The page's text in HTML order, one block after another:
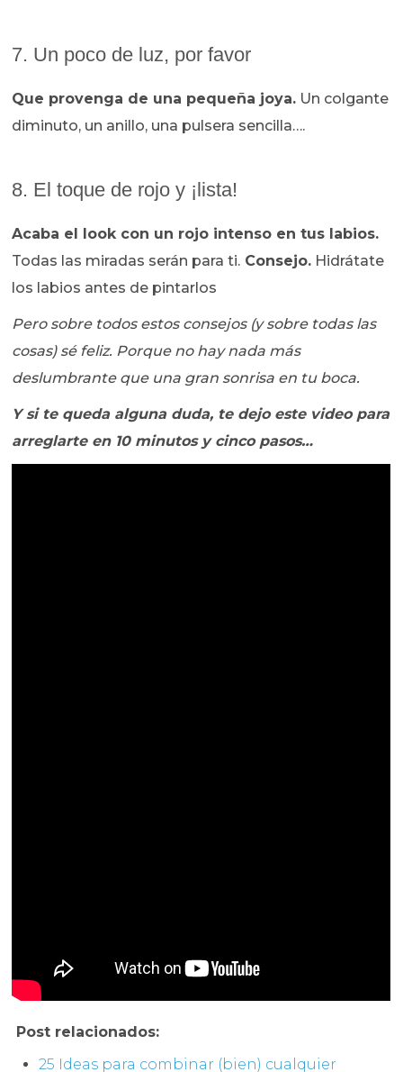
7. Un poco de luz, por favor
Que provenga de una pequeña joya. Un colgante
diminuto, un anillo, una pulsera sencilla….
8. El toque de rojo y ¡lista!
Acaba el look con un rojo intenso en tus labios.
Todas las miradas serán para ti. Consejo. Hidrátate
los labios antes de pintarlos
Pero sobre todos estos consejos (y sobre todas las
cosas) sé feliz. Porque no hay nada más
deslumbrante que una gran sonrisa en tu boca.
Y si te queda alguna duda, te dejo este video para
arreglarte en 10 minutos y cinco pasos…
Post relacionados:
25 Ideas para combinar (bien) cualquier